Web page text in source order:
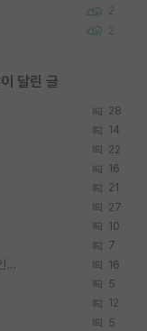
2
2
달린 글
28
14
22
16
21
27
10
7
박사진학하기에 2억은 괜찮은 (?) 정도의 경제력인가요 16
5
12
5